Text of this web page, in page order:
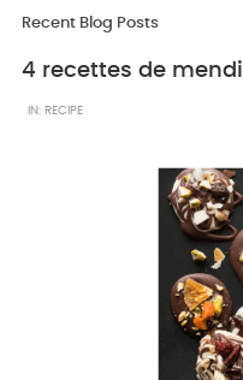
Recent Blog Posts
IN: RECIPE